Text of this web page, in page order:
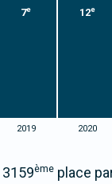
7e 12e
2019 2020
ème place